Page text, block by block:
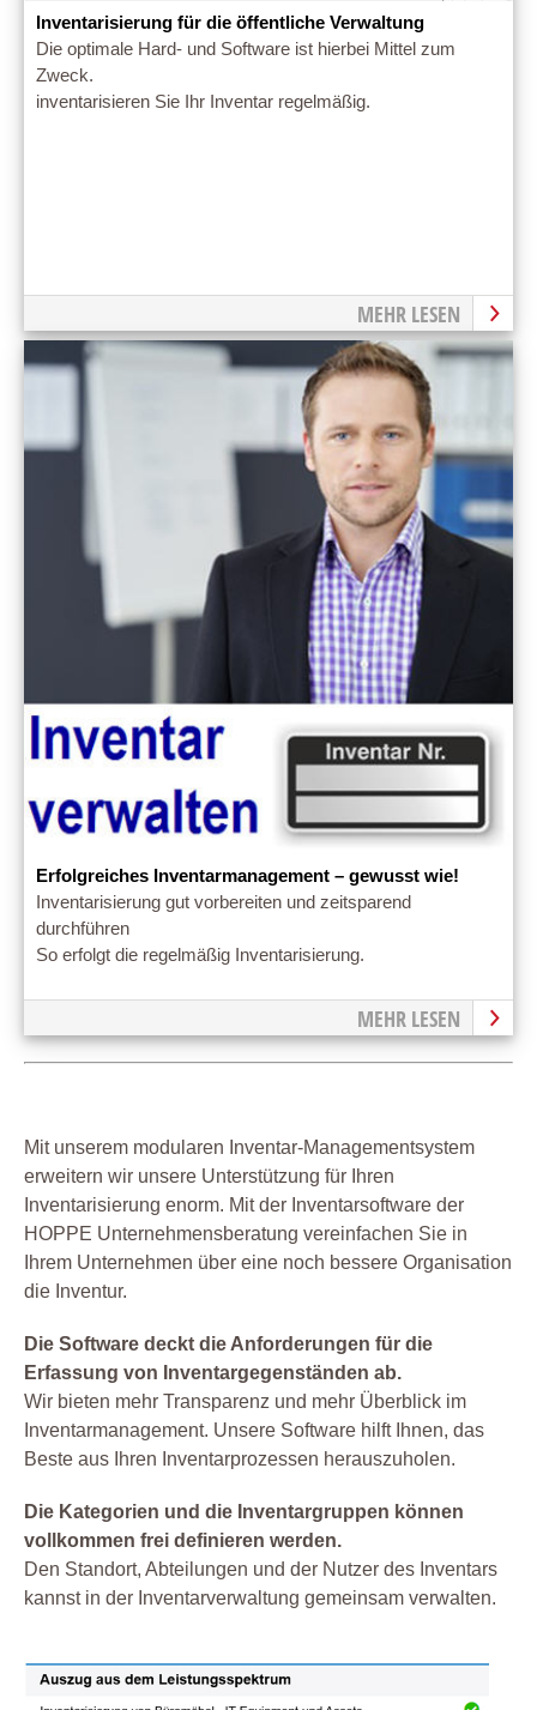
Inventarisierung für die öffentliche Verwaltung
Die optimale Hard- und Software ist hierbei Mittel zum
Zweck.
inventarisieren Sie Ihr Inventar regelmäßig.
MEHR LESEN
Erfolgreiches Inventarmanagement – gewusst wie!
Inventarisierung gut vorbereiten und zeitsparend
durchführen
So erfolgt die regelmäßig Inventarisierung.
MEHR LESEN
Mit unserem modularen Inventar-Managementsystem
erweitern wir unsere Unterstützung für Ihren
Inventarisierung enorm. Mit der Inventarsoftware der
HOPPE Unternehmensberatung vereinfachen Sie in
Ihrem Unternehmen über eine noch bessere Organisation
die Inventur.
Die Software deckt die Anforderungen für die
Erfassung von Inventargegenständen ab.
Wir bieten mehr Transparenz und mehr Überblick im
Inventarmanagement. Unsere Software hilft Ihnen, das
Beste aus Ihren Inventarprozessen herauszuholen.
Die Kategorien und die Inventargruppen können
vollkommen frei definieren werden.
Den Standort, Abteilungen und der Nutzer des Inventars
kannst in der Inventarverwaltung gemeinsam verwalten.